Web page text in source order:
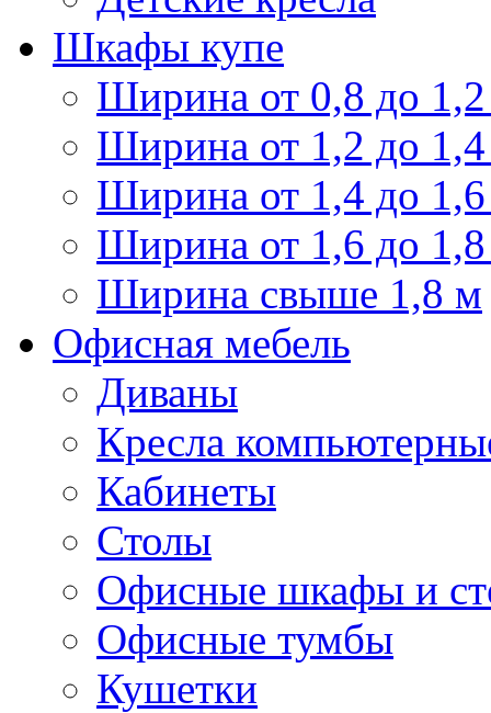
Шкафы купе
Ширина от 0,8 до
Ширина от 1,2 до
Ширина от 1,4 до
Ширина от 1,6 до
Ширина свыше 1,8 м
Офисная мебель
Диваны
Кресла
Кабинеты
Столы
Офисные шкафы и
Офисные тумбы
Кушетки